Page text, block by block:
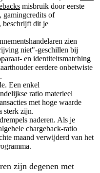
misbruik door eerste
gamingcredits of
beschrijft dit je
zien
niet"-geschillen bij
en identiteitsmatching
eerdere onbetwiste
Een enkel
ratio materieel
met hoge waarde
sterk zijn.
naderen. Als je
chargeback-ratio
maand verwijderd van het
zijn degenen met